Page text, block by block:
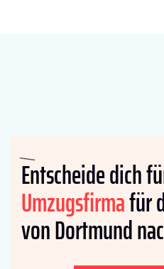
Entscheide dich
Umzugsfirmafür
von Dortmund